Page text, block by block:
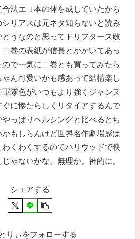
合法エロ本の体を成していたから
リアスは元ネタ知らないと読み
うなのと思ってドリフターズ敬
巻の表紙が信長とかかいてあっ
で一気に二巻とも買ってみたら
ん可愛いかも感あって結構楽し
隊色がいつもより強くジャンヌ
ぐに惨たらしくリタイアするんで
やっぱりヘルシングと比べるとち
かもしらんけど世界名作劇場感は
くわくするのでハリウッドで映
ゃないかな。無理か。神的に。
シェアする
りぃをフォローする